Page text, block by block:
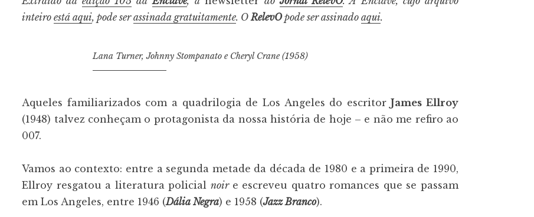
inteiroestá aqui, pode serassinada gratuitamente. ORelevOpode ser assinadoaqui.
Lana Turner, Johnny Stompanato e Cheryl Crane (1958)
Aqueles familiarizados com a quadrilogia de Los Angeles do escritorJames Ellroy
(1948) talvez conheçam o protagonista da nossa história de hoje – e não me refiro ao
007.
Vamos ao contexto: entre a segunda metade da década de 1980 e a primeira de 1990,
Ellroy resgatou a literatura policialnoir e escreveu quatro romances que se passam
em Los Angeles, entre 1946 (Dália Negra) e 1958 (Jazz Branco).